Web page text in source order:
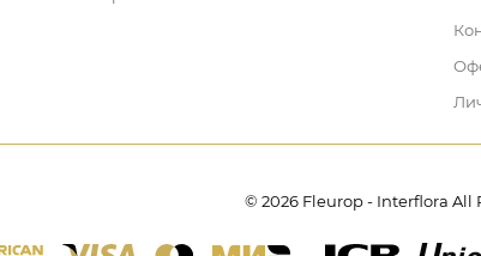
© 2026 Fleurop - Interflora All